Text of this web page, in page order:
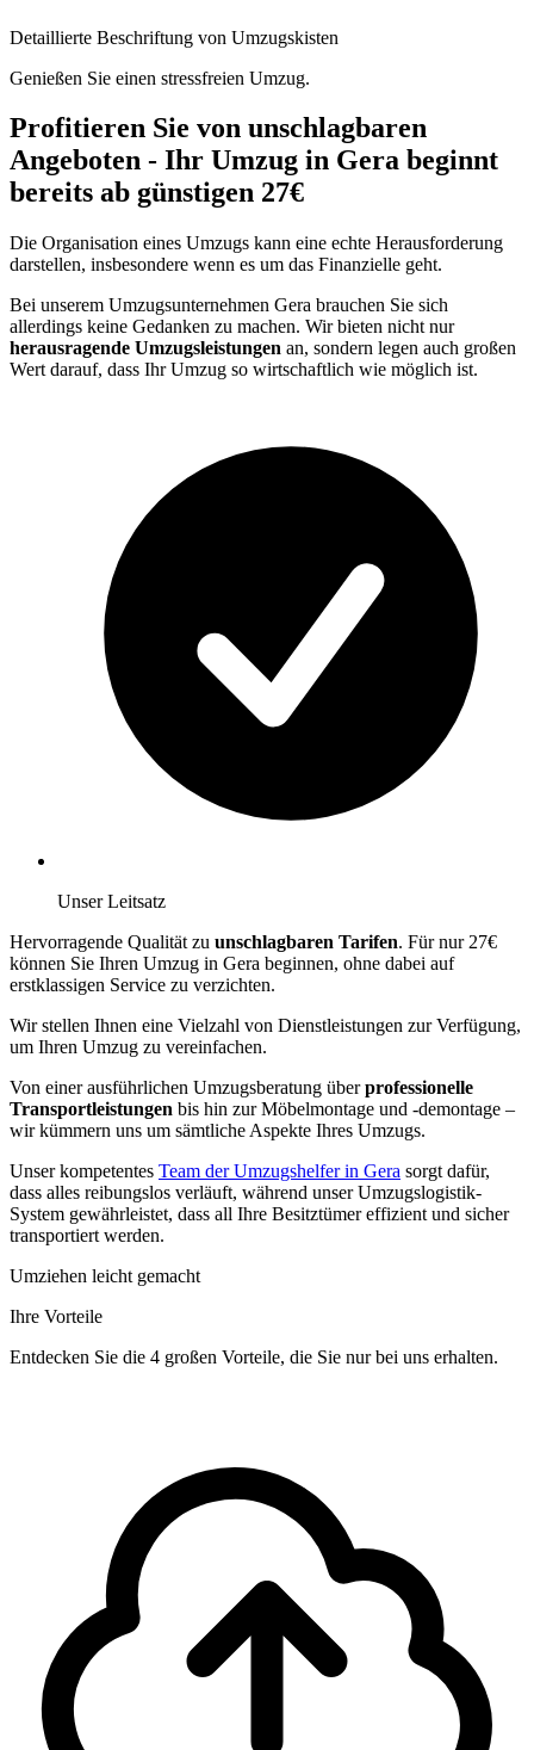
Detaillierte Beschriftung von Umzugskisten
Genießen Sie einen stressfreien Umzug.
Profitieren Sie von unschlagbaren
Angeboten - Ihr Umzug in Gera beginnt
bereits ab günstigen 27€
Die Organisation eines Umzugs kann eine echte Herausforderung
darstellen, insbesondere wenn es um das Finanzielle geht.
Bei unserem Umzugsunternehmen Gera brauchen Sie sich
allerdings keine Gedanken zu machen. Wir bieten nicht nur
herausragende Umzugsleistungen an, sondern legen auch großen
Wert darauf, dass Ihr Umzug so wirtschaftlich wie möglich ist.
Unser Leitsatz
Hervorragende Qualität zu unschlagbaren Tarifen. Für nur 27€
können Sie Ihren Umzug in Gera beginnen, ohne dabei auf
erstklassigen Service zu verzichten.
Wir stellen Ihnen eine Vielzahl von Dienstleistungen zur Verfügung,
um Ihren Umzug zu vereinfachen.
Von einer ausführlichen Umzugsberatung überprofessionelle
Transportleistungen bis hin zur Möbelmontage und -demontage –
wir kümmern uns um sämtliche Aspekte Ihres Umzugs.
Unser kompetentes Team der Umzugshelfer in Gera sorgt dafür,
dass alles reibungslos verläuft, während unser Umzugslogistik-
System gewährleistet, dass all Ihre Besitztümer effizient und sicher
transportiert werden.
Umziehen leicht gemacht
Ihre Vorteile
Entdecken Sie die 4 großen Vorteile, die Sie nur bei uns erhalten.